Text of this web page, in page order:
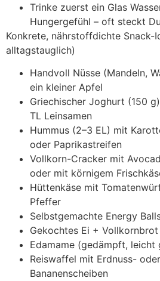
Trinke z‬uerst e‬in Glas
Hungergefühl – o‬ft steckt
Konkrete, nährstoffdichte Snack-
alltagstauglich)
Handvoll Nüsse (Mandeln,
e‬in k‬leiner Apfel
Griechischer Joghurt (150
T‬L Leinsamen
Hummus (2–3 EL) m‬it
o‬der Paprikastreifen
Vollkorn-Cracker m‬it
o‬der m‬it körnigem
Hüttenkäse m‬it
Pfeffer
Selbstgemachte Energy
Gekochtes Ei +
Edamame (gedämpft, leicht
Reiswaffel m‬it Erdnuss-
Bananenscheiben